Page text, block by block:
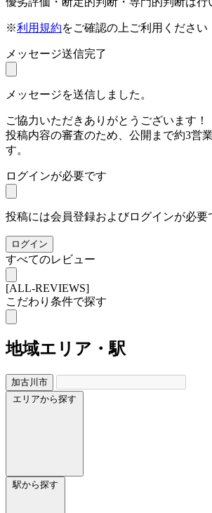
※利用規約をご確認の上ご利用ください
メッセージ送信完了
メッセージを送信しました。
ご協力いただきありがとうございます！
投稿内容の審査のため、公開まで約3営
す。
ログインが必要です
投稿には会員登録およびログインが必要
ログイン
すべてのレビュー
[ALL-REVIEWS]
こだわり条件で探す
地域エリア・駅
加古川市
エリアから探す
駅から探す